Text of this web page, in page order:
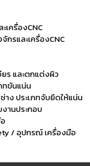
เครื่องCNC
รและเครื่องCNC
ร และตกแต่งผิว
ทขันแน่น
ง ประเภทจับยึดให้แน่น
านประกอบ
/ อุปกรณ์ เครื่องมือ